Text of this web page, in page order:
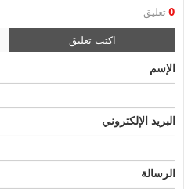
0 تعليق
اكتب تعليق
الإسم
البريد الإلكتروني
الرسالة